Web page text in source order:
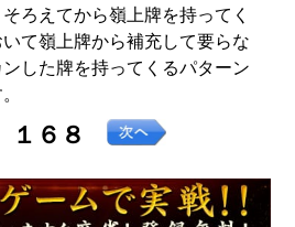
ろえてから嶺上牌を持ってく
て嶺上牌から補充して要らな
した牌を持ってくるパターン
１６８